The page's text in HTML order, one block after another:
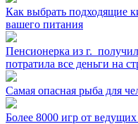
Как выбрать подходящие
вашего питания
Пенсионерка из г.
потратила все деньги на
Самая опасная рыба для
Более 8000 игр от